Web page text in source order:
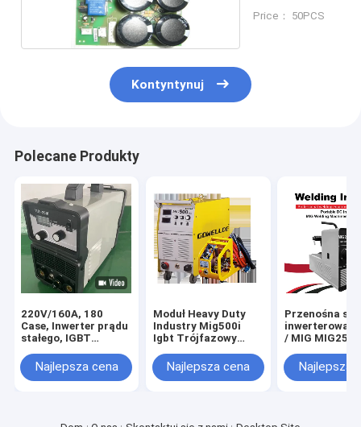
Price： 50PCS
Kontyntynuj
Polecane Produkty
220V/160A, 180
Case, Inwerter prądu
stałego, IGBT
TIG narzędzie
spawalnicze / sprzęt
Najlepsza cena
Moduł Heavy Duty
Industry Mig500i
Igbt Trójfazowy
amperów
Najlepsza cena
Przenośna
inwerterowa
/ MIG MIG250
Najlepsza